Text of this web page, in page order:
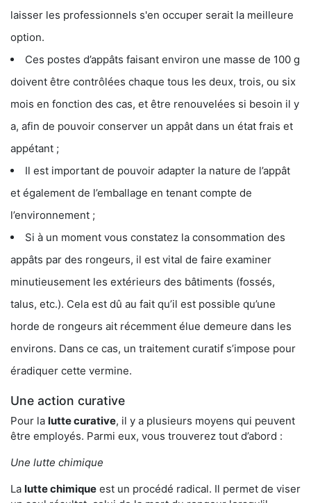
laisser les professionnels s'en occuper serait la meilleure
option.
Ces postes d’appâts faisant environ une masse de 100 g
doivent être contrôlées chaque tous les deux, trois, ou six
mois en fonction des cas, et être renouvelées si besoin il y
a, afin de pouvoir conserver un appât dans un état frais et
appétant ;
Il est important de pouvoir adapter la nature de l’appât
et également de l’emballage en tenant compte de
l’environnement ;
Si à un moment vous constatez la consommation des
appâts par des rongeurs, il est vital de faire examiner
minutieusement les extérieurs des bâtiments (fossés,
talus, etc.). Cela est dû au fait qu’il est possible qu’une
horde de rongeurs ait récemment élue demeure dans les
environs. Dans ce cas, un traitement curatif s’impose pour
éradiquer cette vermine.
Une action curative
Pour la lutte curative, il y a plusieurs moyens qui peuvent
être employés. Parmi eux, vous trouverez tout d’abord :
Une lutte chimique
La lutte chimique est un procédé radical. Il permet de viser